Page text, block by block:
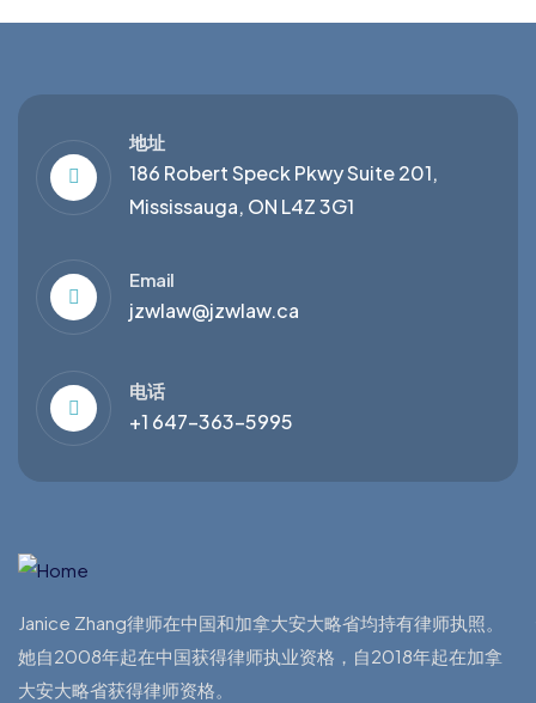
地址
186 Robert Speck Pkwy Suite 201,
Mississauga, ON L4Z 3G1
Email
jzwlaw@jzwlaw.ca
电话
+1 647-363-5995
Janice Zhang律师在中国和加拿大安大略省均持有律师执照。
她自2008年起在中国获得律师执业资格，自2018年起在加拿
大安大略省获得律师资格。